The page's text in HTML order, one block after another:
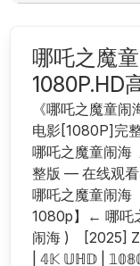
哪吒之魔
1080P.HD
《哪吒之魔童
电影[1080P]完
哪吒之魔童闹海
整版 — 在线观
哪吒之魔童闹
1080p】← 哪吒
闹海 )    [2025]
| 𝟜𝕂 𝕌ℍ𝔻 |